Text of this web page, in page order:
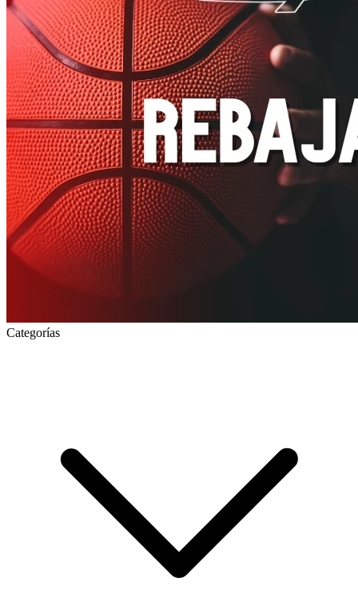
Categorías